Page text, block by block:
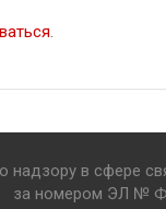
.
надзору в сфере
за номером ЭЛ №